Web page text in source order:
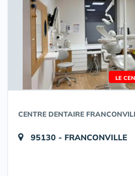
LE
CENTRE DENTAIRE
95130 - FRANCONVILLE